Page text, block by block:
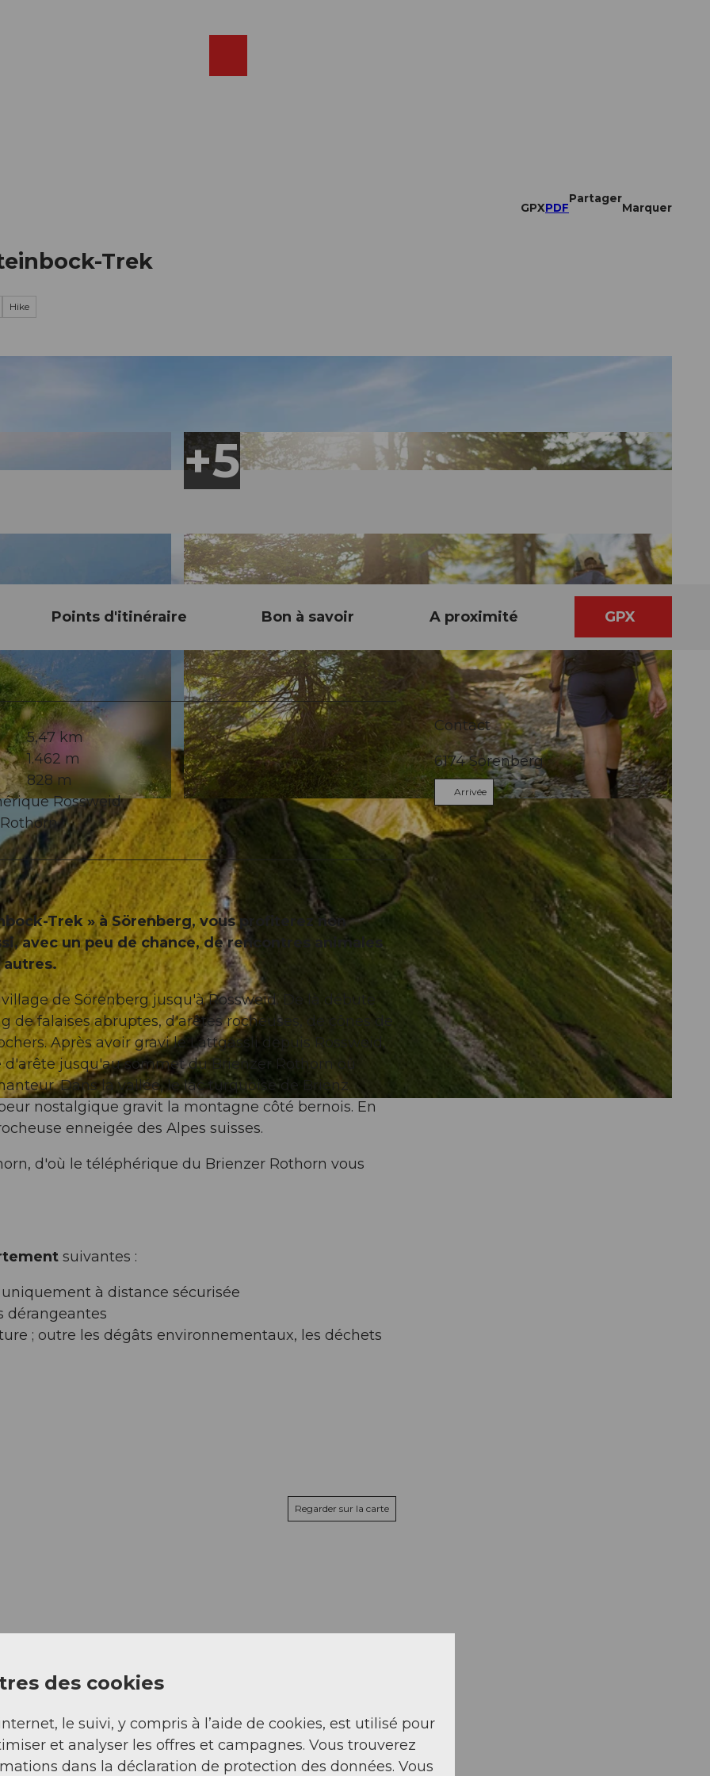
GPXPDF
Partager
Marquer
Trek
Hike
© Bergbahnen Sörenberg AG, UNESCO Biosphäre Entlebuch
Points d'itinéraire Bon à savoir A proximité GPX
5,47 km
1.462 m
828 m
Rossweid
Trek » à Sörenberg, vous profiterez non
avec un peu de chance, de rencontres animales
autres.
de Sörenberg jusqu'à Rossweid. De là débute
falaises abruptes, d'arêtes rocheuses, de cônes de
Après avoir gravi le Lättgässli depuis Rossweid,
jusqu'au sommet du Brienzer Rothorn où
Dans la vallée, le lac turquoise de Brienz
nostalgique gravit la montagne côté bernois. En
enneigée des Alpes suisses.
d'où le téléphérique du Brienzer Rothorn vous
suivantes :
à distance sécurisée
dérangeantes
; outre les dégâts environnementaux, les déchets
Regarder sur la carte
Contact
6174Sörenberg
Arrivée
des cookies
le suivi, y compris à l’aide de cookies, est utilisé pour
et analyser les offres et campagnes. Vous trouverez
dans la déclaration de protection des données. Vous